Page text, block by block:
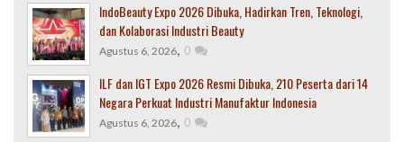
IndoBeauty Expo 2026 Dibuka, Hadirkan Tren, Teknologi,
dan Kolaborasi Industri Beauty
Agustus 6, 2026, 0
ILF dan IGT Expo 2026 Resmi Dibuka, 210 Peserta dari 14
Negara Perkuat Industri Manufaktur Indonesia
Agustus 6, 2026, 0